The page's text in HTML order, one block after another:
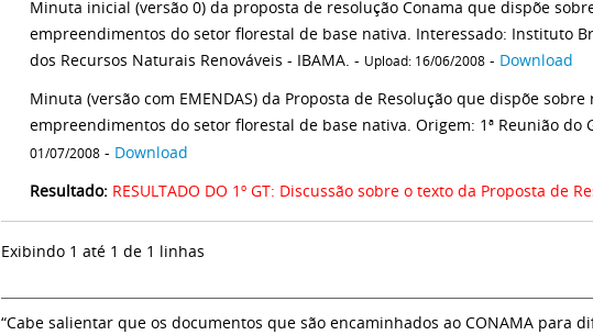
Minuta inicial (versão 0) da proposta de resolução Conama que dispõe
empreendimentos do setor florestal de base nativa. Interessado: Instituto
dos Recursos Naturais Renováveis - IBAMA. - Upload: 16/06/2008 - Download
Minuta (versão com EMENDAS) da Proposta de Resolução que dispõe
empreendimentos do setor florestal de base nativa. Origem: 1ª Reunião do
01/07/2008 - Download
Resultado: RESULTADO DO 1º GT: Discussão sobre o texto da Proposta de
Exibindo 1 até 1 de 1 linhas
“Cabe salientar que os documentos que são encaminhados ao CONAMA para